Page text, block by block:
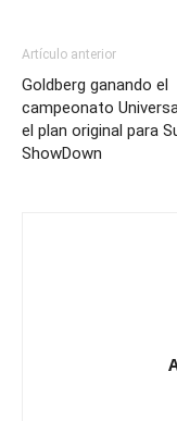
Artículo anterior
Goldberg ganando el
campeonato
el plan original para
ShowDown